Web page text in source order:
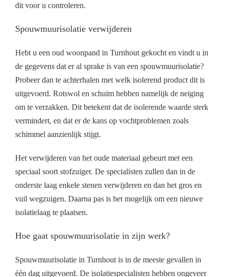
dit voor u controleren.
Spouwmuurisolatie verwijderen
Hebt u een oud woonpand in Turnhout gekocht en vindt u in
de gegevens dat er al sprake is van een spouwmuurisolatie?
Probeer dan te achterhalen met welk isolerend product dit is
uitgevoerd. Rotswol en schuim hebben namelijk de neiging
om te verzakken. Dit betekent dat de isolerende waarde sterk
vermindert, en dat er de kans op vochtproblemen zoals
schimmel aanzienlijk stijgt.
Het verwijderen van het oude materiaal gebeurt met een
speciaal soort stofzuiger. De specialisten zullen dan in de
onderste laag enkele stenen verwijderen en dan het gros en
vuil wegzuigen. Daarna pas is het mogelijk om een nieuwe
isolatielaag te plaatsen.
Hoe gaat spouwmuurisolatie in zijn werk?
Spouwmuurisolatie in Turnhout is in de meeste gevallen in
één dag uitgevoerd. De isolatiespecialisten hebben ongeveer